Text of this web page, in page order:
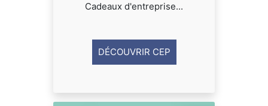
Cadeaux d'entreprise...
DÉCOUVRIR CEP